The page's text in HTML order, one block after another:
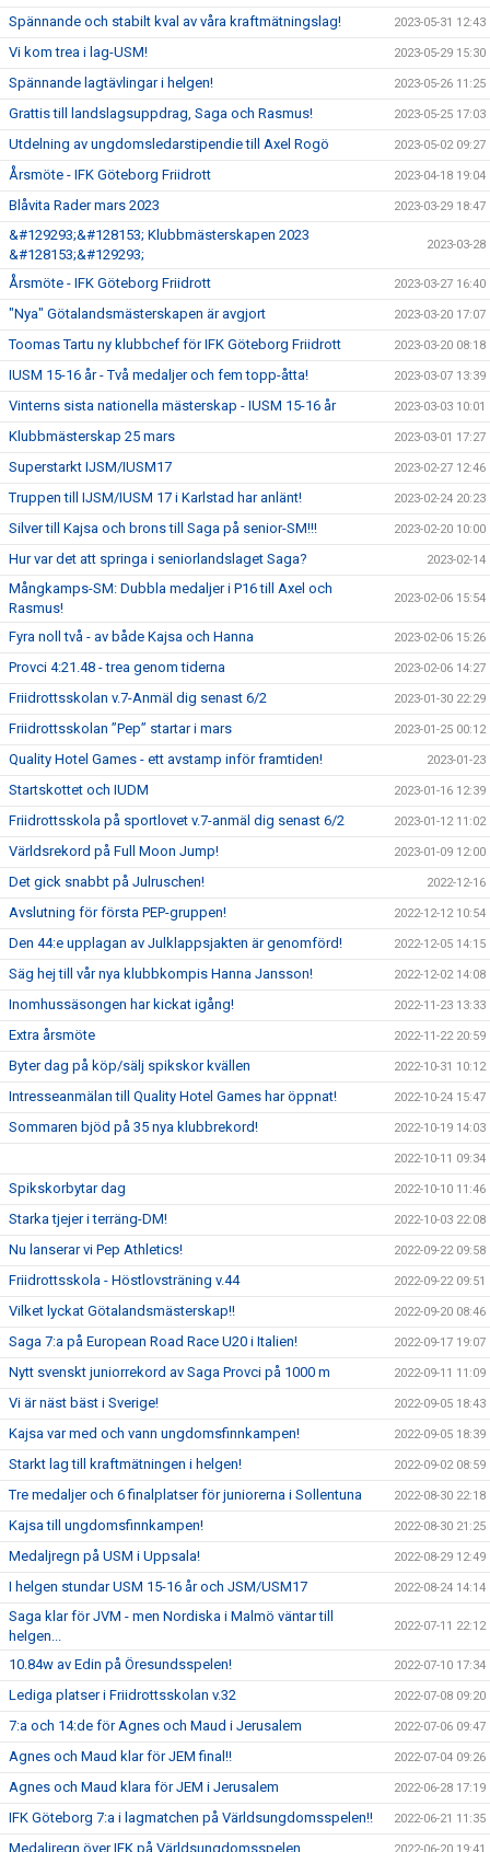
Spännande och stabilt kval av våra kraftmätningslag! 2023-05-31 12:43
Vi kom trea i lag-USM! 2023-05-29 15:30
Spännande lagtävlingar i helgen! 2023-05-26 11:25
Grattis till landslagsuppdrag, Saga och Rasmus! 2023-05-25 17:03
Utdelning av ungdomsledarstipendie till Axel Rogö 2023-05-02 09:27
Årsmöte - IFK Göteborg Friidrott 2023-04-18 19:04
Blåvita Rader mars 2023 2023-03-29 18:47
&#129293;&#128153; Klubbmästerskapen 2023
&#128153;&#129293;
2023-03-28
Årsmöte - IFK Göteborg Friidrott 2023-03-27 16:40
"Nya" Götalandsmästerskapen är avgjort 2023-03-20 17:07
Toomas Tartu ny klubbchef för IFK Göteborg Friidrott 2023-03-20 08:18
IUSM 15-16 år - Två medaljer och fem topp-åtta! 2023-03-07 13:39
Vinterns sista nationella mästerskap - IUSM 15-16 år 2023-03-03 10:01
Klubbmästerskap 25 mars 2023-03-01 17:27
Superstarkt IJSM/IUSM17 2023-02-27 12:46
Truppen till IJSM/IUSM 17 i Karlstad har anlänt! 2023-02-24 20:23
Silver till Kajsa och brons till Saga på senior-SM!!! 2023-02-20 10:00
Hur var det att springa i seniorlandslaget Saga? 2023-02-14
Mångkamps-SM: Dubbla medaljer i P16 till Axel och
Rasmus!
2023-02-06 15:54
Fyra noll två - av både Kajsa och Hanna 2023-02-06 15:26
Provci 4:21.48 - trea genom tiderna 2023-02-06 14:27
Friidrottsskolan v.7-Anmäl dig senast 6/2 2023-01-30 22:29
Friidrottsskolan ”Pep” startar i mars 2023-01-25 00:12
Quality Hotel Games - ett avstamp inför framtiden! 2023-01-23
Startskottet och IUDM 2023-01-16 12:39
Friidrottsskola på sportlovet v.7-anmäl dig senast 6/2 2023-01-12 11:02
Världsrekord på Full Moon Jump! 2023-01-09 12:00
Det gick snabbt på Julruschen! 2022-12-16
Avslutning för första PEP-gruppen! 2022-12-12 10:54
Den 44:e upplagan av Julklappsjakten är genomförd! 2022-12-05 14:15
Säg hej till vår nya klubbkompis Hanna Jansson! 2022-12-02 14:08
Inomhussäsongen har kickat igång! 2022-11-23 13:33
Extra årsmöte 2022-11-22 20:59
Byter dag på köp/sälj spikskor kvällen 2022-10-31 10:12
Intresseanmälan till Quality Hotel Games har öppnat! 2022-10-24 15:47
Sommaren bjöd på 35 nya klubbrekord! 2022-10-19 14:03
2022-10-11 09:34
Spikskorbytar dag 2022-10-10 11:46
Starka tjejer i terräng-DM! 2022-10-03 22:08
Nu lanserar vi Pep Athletics! 2022-09-22 09:58
Friidrottsskola - Höstlovsträning v.44 2022-09-22 09:51
Vilket lyckat Götalandsmästerskap!! 2022-09-20 08:46
Saga 7:a på European Road Race U20 i Italien! 2022-09-17 19:07
Nytt svenskt juniorrekord av Saga Provci på 1000 m 2022-09-11 11:09
Vi är näst bäst i Sverige! 2022-09-05 18:43
Kajsa var med och vann ungdomsfinnkampen! 2022-09-05 18:39
Starkt lag till kraftmätningen i helgen! 2022-09-02 08:59
Tre medaljer och 6 finalplatser för juniorerna i Sollentuna 2022-08-30 22:18
Kajsa till ungdomsfinnkampen! 2022-08-30 21:25
Medaljregn på USM i Uppsala! 2022-08-29 12:49
I helgen stundar USM 15-16 år och JSM/USM17 2022-08-24 14:14
Saga klar för JVM - men Nordiska i Malmö väntar till
helgen...
2022-07-11 22:12
10.84w av Edin på Öresundsspelen! 2022-07-10 17:34
Lediga platser i Friidrottsskolan v.32 2022-07-08 09:20
7:a och 14:de för Agnes och Maud i Jerusalem 2022-07-06 09:47
Agnes och Maud klar för JEM final!! 2022-07-04 09:26
Agnes och Maud klara för JEM i Jerusalem 2022-06-28 17:19
IFK Göteborg 7:a i lagmatchen på Världsungdomsspelen!! 2022-06-21 11:35
Medaljregn över IFK på Världsungdomsspelen